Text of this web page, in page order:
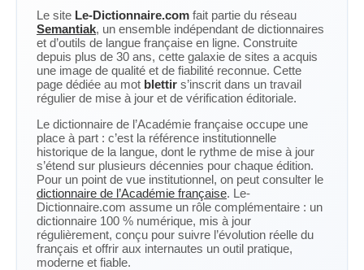
Le site Le-Dictionnaire.com fait partie du réseau
Semantiak, un ensemble indépendant de dictionnaires
et d’outils de langue française en ligne. Construite
depuis plus de 30 ans, cette galaxie de sites a acquis
une image de qualité et de fiabilité reconnue. Cette
page dédiée au mot blettir s’inscrit dans un travail
régulier de mise à jour et de vérification éditoriale.
Le dictionnaire de l’Académie française occupe une
place à part : c’est la référence institutionnelle
historique de la langue, dont le rythme de mise à jour
s’étend sur plusieurs décennies pour chaque édition.
Pour un point de vue institutionnel, on peut consulter le
dictionnaire de l’Académie française. Le-
Dictionnaire.com assume un rôle complémentaire : un
dictionnaire 100 % numérique, mis à jour
régulièrement, conçu pour suivre l’évolution réelle du
français et offrir aux internautes un outil pratique,
moderne et fiable.